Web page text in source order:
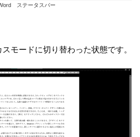
ステータスバー
モードに切り替わった状態です。